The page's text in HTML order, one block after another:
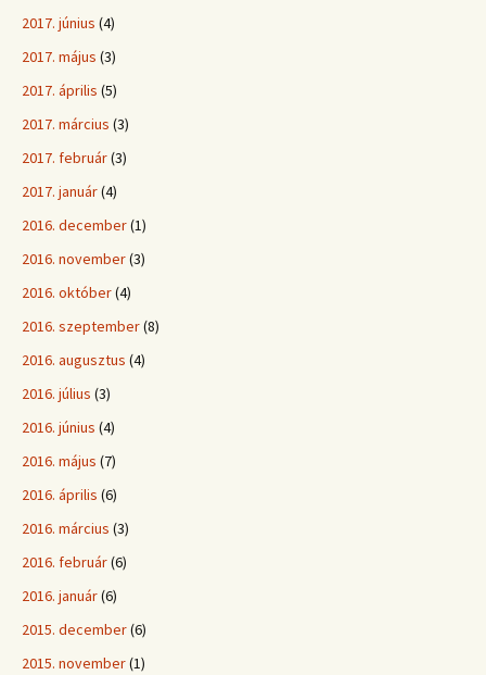
2017. június (4)
2017. május (3)
2017. április (5)
2017. március (3)
2017. február(3)
2017. január(4)
2016. december(1)
2016. november(3)
2016. október(4)
2016. szeptember(8)
2016. augusztus (4)
2016. július (3)
2016. június (4)
2016. május (7)
2016. április (6)
2016. március (3)
2016. február(6)
2016. január(6)
2015. december(6)
2015. november(1)